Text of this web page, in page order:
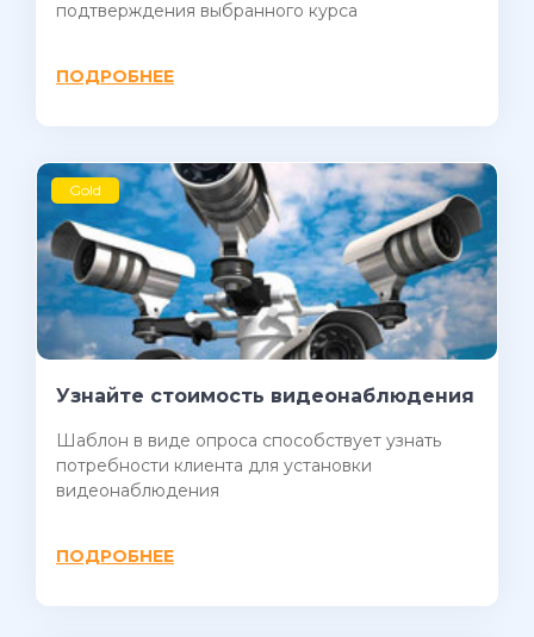
подтверждения выбранного курса
ПОДРОБНЕЕ
Gold
Узнайте стоимость видеонаблюдения
Шаблон в виде опроса способствует узнать
потребности клиента для установки
видеонаблюдения
ПОДРОБНЕЕ